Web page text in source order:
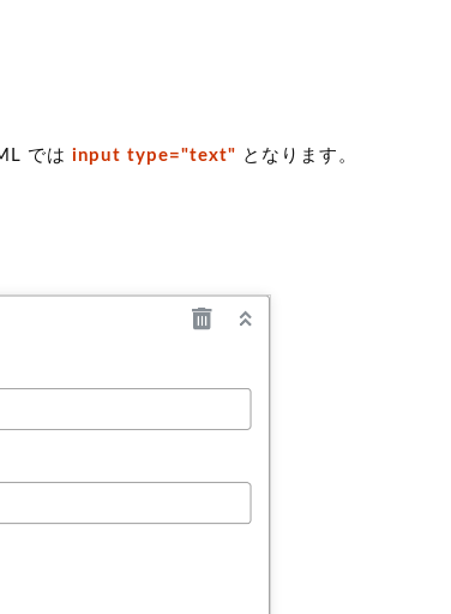
ではinput type="text" となります。